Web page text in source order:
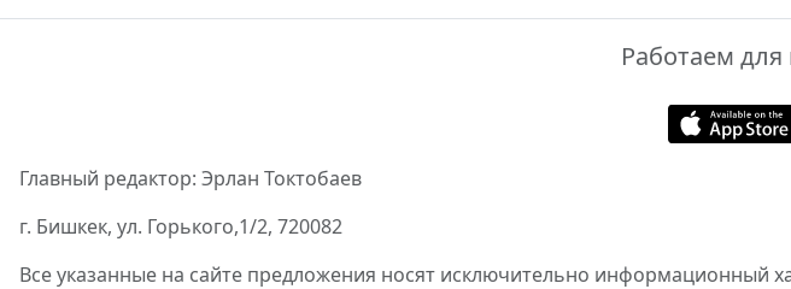
Работаем для
Главный редактор: Эрлан Токтобаев
г. Бишкек, ул. Горького,1/2, 720082
Все указанные на сайте предложения носят исключительно информационный